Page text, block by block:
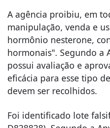
A agência proibiu, em
manipulação, venda e
hormônio nesterone,
hormonais". Segundo a
possui avaliação e
eficácia para esse tipo
devem ser recolhidos.
Foi identificado lote